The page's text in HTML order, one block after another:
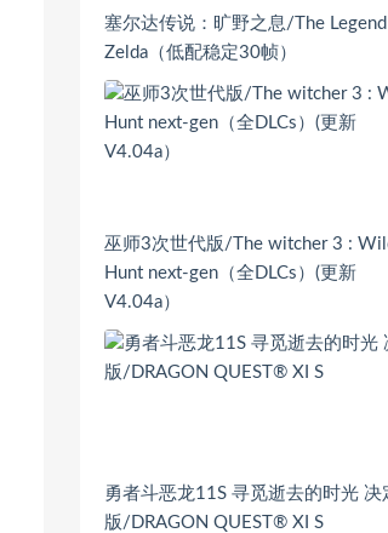
塞尔达传说：旷野之息/The
Zelda（低配稳定30帧）
巫师3次世代版/The witcher 3 :
Hunt next-gen（全DLCs）(更新
V4.04a）
勇者斗恶龙11S 寻觅逝去的时光 决
版/DRAGON QUEST® XI S